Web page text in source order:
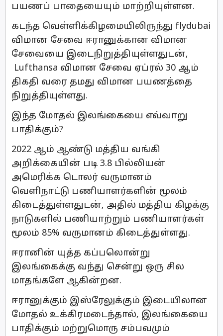
பயணப் பாதையையும் மாற்றியுள்ளன.
கடந்த வெள்ளிக்கிழமையிலிருந்து flydubai
விமான சேவை ஈரானுக்கான விமான ​
சேவையை இடைநிறுத்தியுள்ளதுடன்,
Lufthansa விமான சேவை ஏப்ரல் 30 ஆம்
திகதி வரை தமது விமான பயணத்தை
நிறுத்தியுள்ளது.
இந்த மோதல் இலங்கையை எவ்வாறு
பாதிக்கும்?
2022 ஆம் ஆண்டு மத்திய வங்கி
அறிக்கையின் படி 3.8 பில்லியன்
அமெரிக்க டொலர் வருமானம்
வெளிநாட்டு பணியாளர்களின் மூலம்
கிடைத்துள்ளதுடன், அதில் மத்திய கிழக்கு
நாடுகளில் பணியாற்றும் பணியாளர்கள்
மூலம் 85% வருமானம் கிடைத்துள்ளது.
ஈரானின் யுத்த கப்பலொன்று
இலங்கைக்கு வந்து சென்று ஒரு சில
மாதங்களே ஆகின்றன.
ஈரானுக்கும் இஸ்ரேலுக்கும் இடையிலான
மோதல் உக்கிரமடைந்தால், இலங்கையை
பாதிக்கும் மற்றுமொரு சம்பவமும்